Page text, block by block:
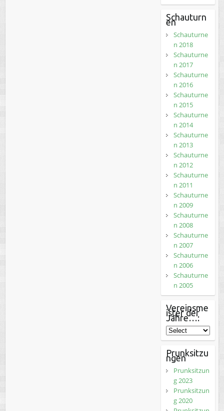
Schauturn
en
Schauturne
n 2018
Schauturne
n 2017
Schauturne
n 2016
Schauturne
n 2015
Schauturne
n 2014
Schauturne
n 2013
Schauturne
n 2012
Schauturne
n 2011
Schauturne
n 2009
Schauturne
n 2008
Schauturne
n 2007
Schauturne
n 2006
Schauturne
n 2005
Vereinsme
ister der
Jahre…:
Prunksitzu
ngen
Prunksitzun
g 2023
Prunksitzun
g 2020